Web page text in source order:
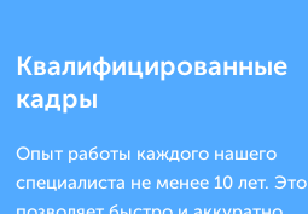
Квалифицированные
кадры
Опыт работы каждого нашего
специалиста не менее 10 лет. Это